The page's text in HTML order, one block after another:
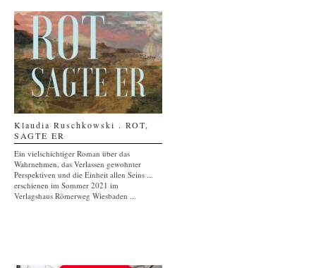
Klaudia Ruschkowski . ROT,
SAGTE ER
Ein vielschichtiger Roman über das
Wahrnehmen, das Verlassen gewohnter
Perspektiven und die Einheit allen Seins ...
erschienen im Sommer 2021 im
Verlagshaus Römerweg Wiesbaden ...